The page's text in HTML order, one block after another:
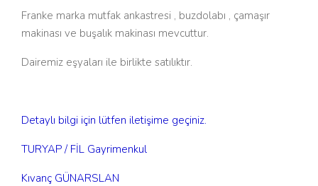
Franke marka mutfak ankastresi , buzdolabı , çamaşır
makinası ve buşalık makinası mevcuttur.
Dairemiz eşyaları ile birlikte satılıktır.
Detaylı bilgi için lütfen iletişime geçiniz.
TURYAP / FİL Gayrimenkul
Kıvanç GÜNARSLAN